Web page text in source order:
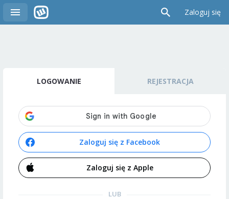
Zaloguj się
LOGOWANIE REJESTRACJA
Zaloguj się z Facebook
Zaloguj się z Apple
LUB